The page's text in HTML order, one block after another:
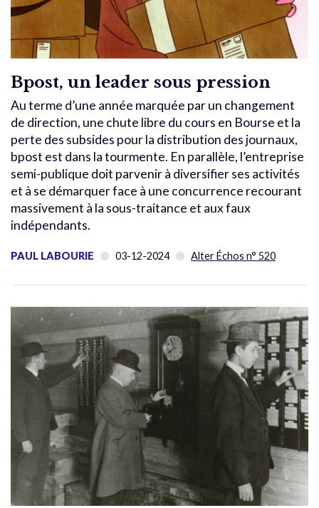
Bpost, un leader sous pression
Au terme d’une année marquée par un changement
de direction, une chute libre du cours en Bourse et la
perte des subsides pour la distribution des journaux,
bpost est dans la tourmente. En parallèle, l’entreprise
semi-publique doit parvenir à diversifier ses activités
et à se démarquer face à une concurrence recourant
massivement à la sous-traitance et aux faux
indépendants.
PAUL LABOURIE 03-12-2024 Alter Échos n° 520